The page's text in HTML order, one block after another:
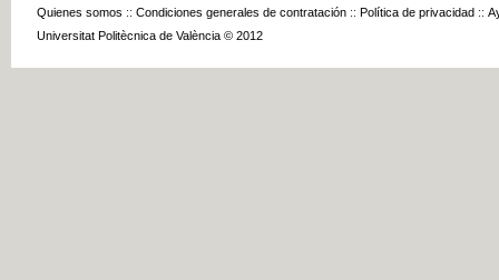
Quienes somos :: Condiciones generales de contratación :: Política de privacidad ::
Universitat Politècnica de València © 2012